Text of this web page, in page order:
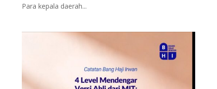
Para kepala daerah...